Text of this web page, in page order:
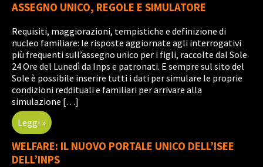
ASSEGNO UNICO, REGOLE E SIMULATORE
Requisiti, maggiorazioni, tempistiche e definizione di
nucleo familiare: le risposte aggiornate agli interrogativi
più frequenti sull’assegno unico per i figli, raccolte dal Sole
24 Ore del Lunedì da Inps e patronati. E sempre sul sito del
Sole è possibile inserire tutti i dati per simulare le proprie
condizioni reddituali e familiari per arrivare alla
simulazione […]
Leggi »
WELFARE: IL NUOVO PORTALE UNICO DELL’ISEE
DELL’INPS